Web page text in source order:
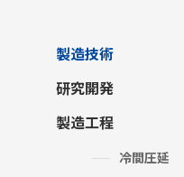
製造技術
研究開発
製造工程
冷間圧延